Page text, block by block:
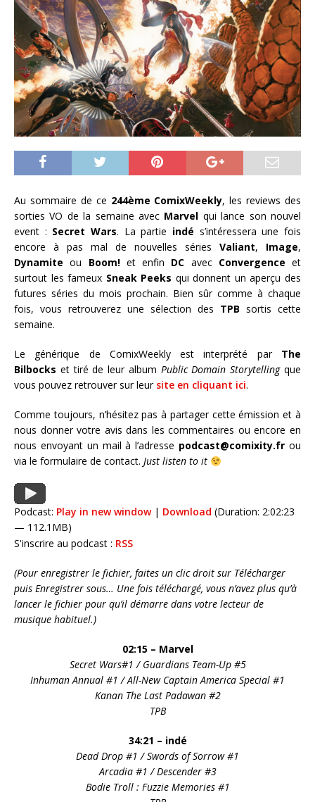
Au sommaire de ce 244ème ComixWeekly, les reviews des
sorties VO de la semaine avec Marvel qui lance son nouvel
event : Secret Wars. La partie indé s’intéressera une fois
encore à pas mal de nouvelles séries Valiant, Image,
Dynamite ou Boom!et enfin DC avec Convergence et
surtout les fameux Sneak Peeks qui donnent un aperçu des
futures séries du mois prochain. Bien sûr comme à chaque
fois, vous retrouverez une sélection des TPB sortis cette
semaine.
Le générique de ComixWeekly est interprété par The
Bilbocks et tiré de leur album Public Domain Storytellingque
vous pouvez retrouver sur leursite en cliquant ici.
Comme toujours, n’hésitez pas à partager cette émission et à
nous donner votre avis dans les commentaires ou encore en
nous envoyant un mail à l’adresse podcast@comixity.fr ou
via le formulaire de contact. Just listen to it
Podcast: Play in new window| Download (Duration: 2:02:23
— 112.1MB)
S'inscrire au podcast : RSS
(Pour enregistrer le fichier, faites un clic droit sur Télécharger
puis Enregistrer sous… Une fois téléchargé, vous n’avez plus qu’à
lancer le fichier pour qu’il démarre dans votre lecteur de
musique habituel.)
02:15 – Marvel
Secret Wars#1 / Guardians Team-Up #5
Inhuman Annual #1 / All-New Captain America Special #1
Kanan The Last Padawan #2
TPB
34:21 – indé
Dead Drop #1 / Swords of Sorrow #1
Arcadia #1 / Descender #3
Bodie Troll : Fuzzie Memories #1